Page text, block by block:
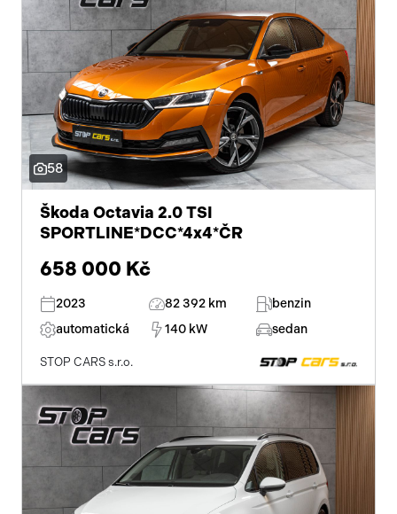
protiprokluzový systém kol (ASR)
pohon 4x4
ABS
dotykové ovládání palubního počítače
venkovní teploměr
automatické parkování
satelitní navigace
zadní světla LED
58
Škoda Octavia 2.0 TSI
SPORTLINE*DCC*4x4*ČR
658 000 Kč
2023 82 392 km
benzin
automatická
140 kW sedan
STOP CARS s.r.o.